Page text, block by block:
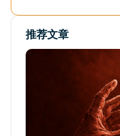
推荐文章